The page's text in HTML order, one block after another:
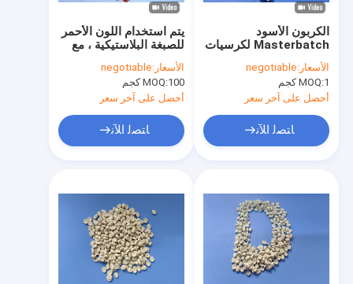
يتم استخدام اللون الأحمر
للصبغة البلاستيكية ، مع
تخزين مريح وقوة عالية
في اللون
الأسعار:negotiable
MOQ:100 كجم
أحصل على آخر سعر
ﺎﺘﺼﻟ ﺍﻶﻧ
الكربون الأسود
Masterbatch لكرسيات
التركيز
الأسعار:negotiable
MOQ:1 كجم
أحصل على آخر سعر
ﺎﺘﺼﻟ ﺍﻶﻧ